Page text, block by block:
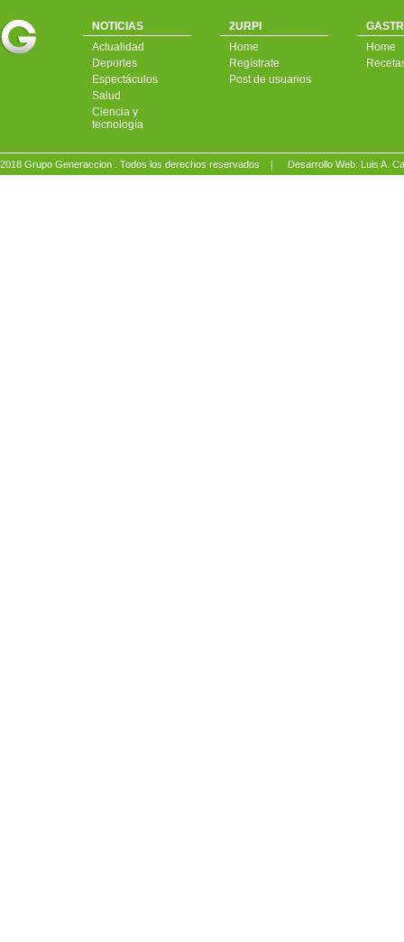
NOTICIAS
Actualidad
Deportes
Espectáculos
Salud
Ciencia y
tecnología
2URPI
Home
Regístrate
Post de usuarios
Home
2018 Grupo Generaccion . Todos los derechos reservados | Desarrollo Web: Luis